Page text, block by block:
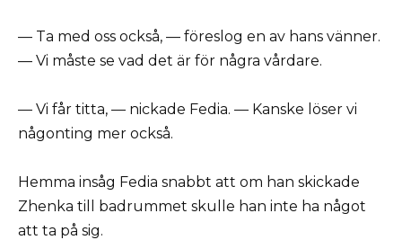
— Ta med oss också, — föreslog en av hans vänner.
— Vi måste se vad det är för några vårdare.
— Vi får titta, — nickade Fedia. — Kanske löser vi
någonting mer också.
Hemma insåg Fedia snabbt att om han skickade
Zhenka till badrummet skulle han inte ha något
att ta på sig.